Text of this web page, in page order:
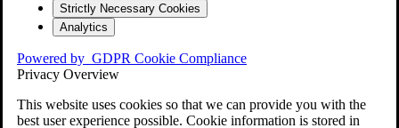
Strictly Necessary Cookies
Analytics
Powered by GDPR Cookie Compliance
Privacy Overview
This website uses cookies so that we can provide you with the
best user experience possible. Cookie information is stored in